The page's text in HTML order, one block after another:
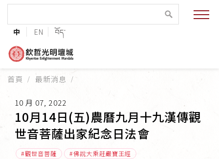
中 EN བོད་
緣起與願景
法王與上師的祝福
培植福田
加入志工
首頁 最新消息
10 月 07, 2022
10月14日(五)農曆九月十九漢傳觀
世音菩薩出家紀念日法會
觀世音菩薩 佛說大乘莊嚴寶王經